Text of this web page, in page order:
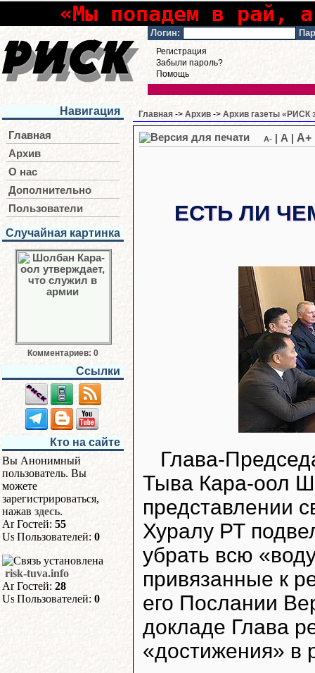
«Мы попадем в рай,
Логин:
Регистрация
Забыли пароль?
Помощь
Навигация
Главная
Архив
О нас
Дополнительно
Пользователи
Случайная картинка
Комментариев: 0
Ссылки
Кто на сайте
Вы Анонимный
пользователь. Вы
можете
зарегистрироваться,
нажав здесь.
Гостей: 55
Пользователей: 0
risk-tuva.info
Гостей: 28
Пользователей: 0
Главная -> Архив -> Архив газеты «РИСК
A- A A+
ЕСТЬ ЛИ
Глава-
Тыва Кара-оол
представлении
Хуралу РТ
убрать всю
привязанные к
его Послании
докладе Глава
«достижения» в